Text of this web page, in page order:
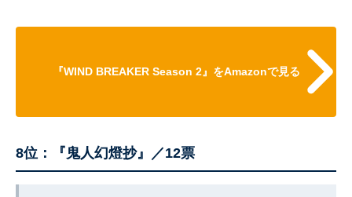
『WIND BREAKER Season 2』をAmazonで見る
8位：『鬼人幻燈抄』／12票